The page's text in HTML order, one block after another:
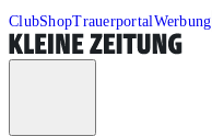
ClubShopTrauerportalWerbung